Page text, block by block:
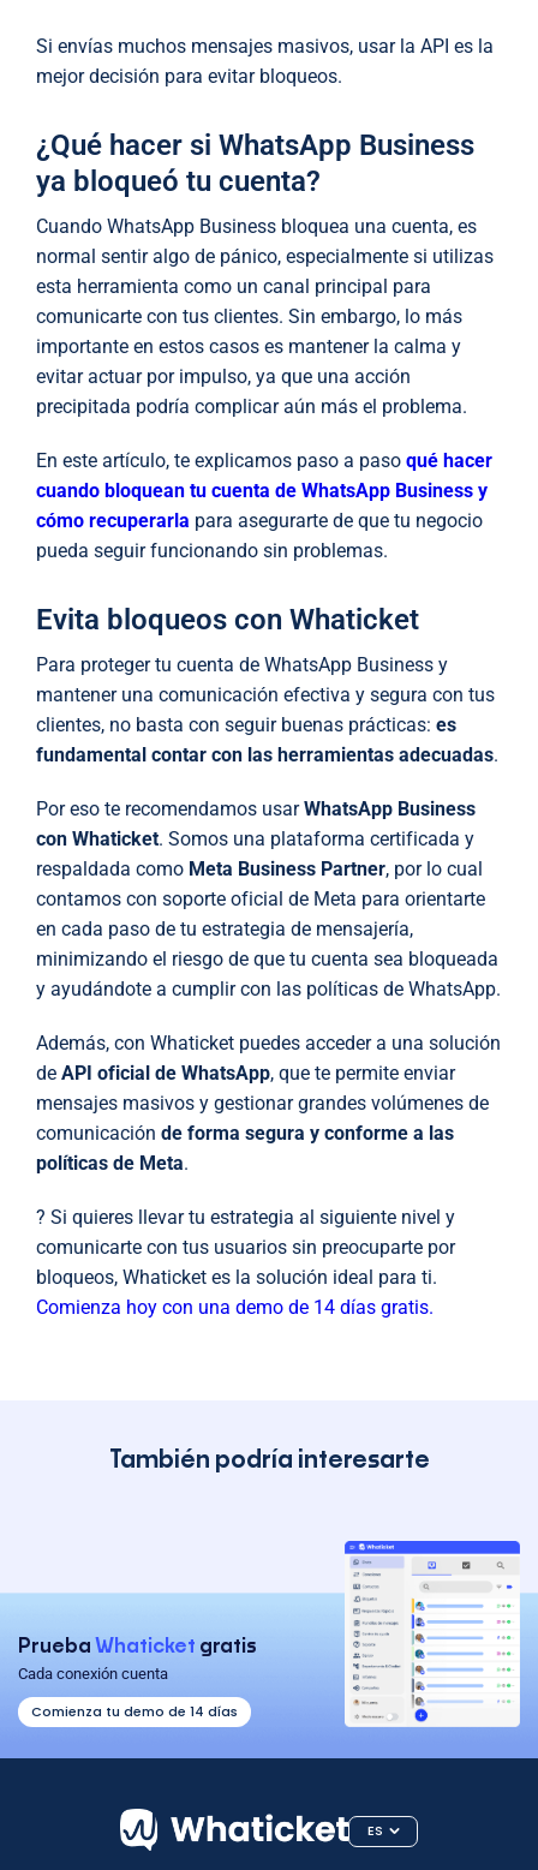
Si envías muchos mensajes masivos, usar la API es la
mejor decisión para evitar bloqueos.
¿Qué hacer si WhatsApp Business
ya bloqueó tu cuenta?
Cuando WhatsApp Business bloquea una cuenta, es
normal sentir algo de pánico, especialmente si utilizas
esta herramienta como un canal principal para
comunicarte con tus clientes. Sin embargo, lo más
importante en estos casos es mantener la calma y
evitar actuar por impulso, ya que una acción
precipitada podría complicar aún más el problema.
En este artículo, te explicamos paso a paso qué hacer
cuando bloquean tu cuenta de WhatsApp Business y
cómo recuperarla para asegurarte de que tu negocio
pueda seguir funcionando sin problemas.
Evita bloqueos con Whaticket
Para proteger tu cuenta de WhatsApp Business y
mantener una comunicación efectiva y segura con tus
clientes, no basta con seguir buenas prácticas: es
fundamental contar con las herramientas adecuadas.
Por eso te recomendamos usarWhatsApp Business
con Whaticket. Somos una plataforma certificada y
respaldada como Meta Business Partner, por lo cual
contamos con soporte oficial de Meta para orientarte
en cada paso de tu estrategia de mensajería,
minimizando el riesgo de que tu cuenta sea bloqueada
y ayudándote a cumplir con las políticas de WhatsApp.
Además, con Whaticket puedes acceder a una solución
de API oficial de WhatsApp, que te permite enviar
mensajes masivos y gestionar grandes volúmenes de
comunicación de forma segura y conforme a las
políticas de Meta.
? Si quieres llevar tu estrategia al siguiente nivel y
comunicarte con tus usuarios sin preocuparte por
bloqueos, Whaticket es la solución ideal para ti.
Comienza hoy con una demo de 14 días gratis.
También podría interesarte
Prueba Whaticket gratis
Cada conexión cuenta
Comienza tu demo de 14 días
ES